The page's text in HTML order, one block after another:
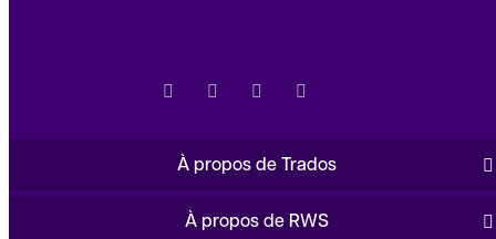
À propos de Trados
À propos de RWS